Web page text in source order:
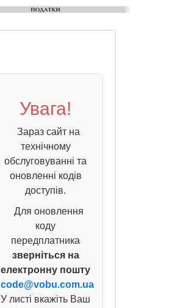
Увага!
Зараз сайт на
технічному
обслуговуванні та
оновленні кодів
доступів.
Для оновлення
коду
передплатника
зверніться на
електронну пошту
code@vobu.com.ua
У листі вкажіть Ваш